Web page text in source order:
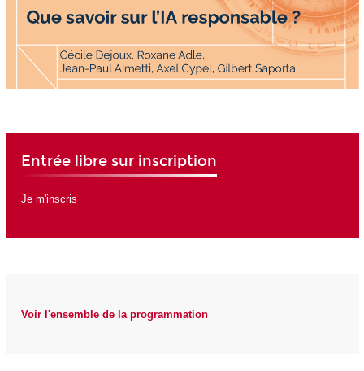
Entrée libre sur inscription
Je m'inscris
Voir l'ensemble de la programmation